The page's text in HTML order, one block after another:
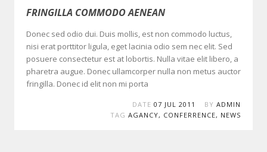
FRINGILLA COMMODO AENEAN
Donec sed odio dui. Duis mollis, est non commodo luctus,
nisi erat porttitor ligula, eget lacinia odio sem nec elit. Sed
posuere consectetur est at lobortis. Nulla vitae elit libero, a
pharetra augue. Donec ullamcorper nulla non metus auctor
fringilla. Donec id elit non mi porta
DATE 07 JUL 2011 BY ADMIN
TAG AGANCY, CONFERRENCE, NEWS